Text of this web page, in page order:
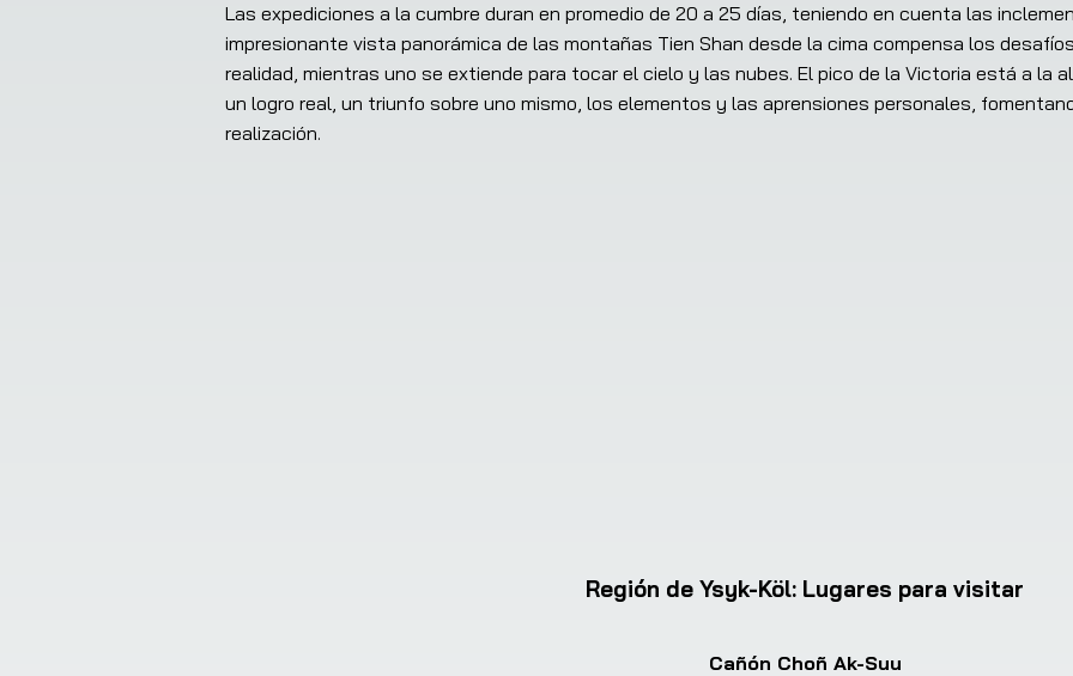
Las expediciones a la cumbre duran en promedio de 20 a 25 días, teniendo en cuenta las
impresionante vista panorámica de las montañas Tien Shan desde la cima compensa los
realidad, mientras uno se extiende para tocar el cielo y las nubes. El pico de la Victoria está a la
un logro real, un triunfo sobre uno mismo, los elementos y las aprensiones personales,
realización.
Región de Ysyk-Köl: Lugares para visitar
Cañón Choñ Ak-Suu